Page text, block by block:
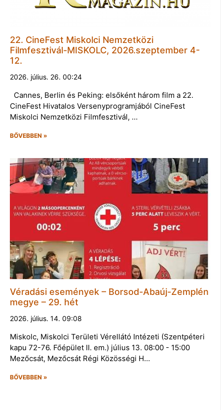
22. CineFest Miskolci Nemzetközi
Filmfesztivál-MISKOLC, 2026.szeptember 4-
12.
2026. július. 26. 00:24
Cannes, Berlin és Peking: elsőként három film a 22.
CineFest Hivatalos Versenyprogramjából CineFest
Miskolci Nemzetközi Filmfesztivál, …
BŐVEBBEN »
Véradási események – Borsod-Abaúj-Zemplén
megye – 29. hét
2026. július. 14. 09:08
Miskolc, Miskolci Területi Vérellátó Intézeti (Szentpéteri
kapu 72-76. Főépület II. em.) július 13. 08:00 - 15:00
Mezőcsát, Mezőcsát Régi Közösségi H…
BŐVEBBEN »